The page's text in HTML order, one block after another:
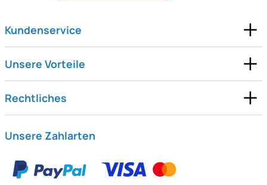
Kundenservice
Unsere Vorteile
Rechtliches
Unsere Zahlarten